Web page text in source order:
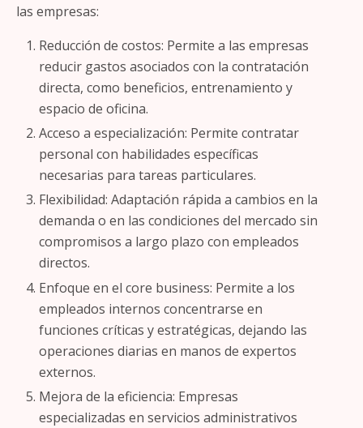
las empresas:
Reducción de costos: Permite a las empresas
reducir gastos asociados con la contratación
directa, como beneficios, entrenamiento y
espacio de oficina.
Acceso a especialización: Permite contratar
personal con habilidades específicas
necesarias para tareas particulares.
Flexibilidad: Adaptación rápida a cambios en la
demanda o en las condiciones del mercado sin
compromisos a largo plazo con empleados
directos.
Enfoque en el core business: Permite a los
empleados internos concentrarse en
funciones críticas y estratégicas, dejando las
operaciones diarias en manos de expertos
externos.
Mejora de la eficiencia: Empresas
especializadas en servicios administrativos